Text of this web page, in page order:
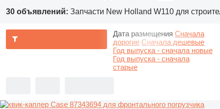
30 объявлений: Запчасти New Holland W110 для
Дата размещения Сначала
дорогие Сначала дешевые
Год выпуска - сначала новые
Год выпуска - сначала
старые